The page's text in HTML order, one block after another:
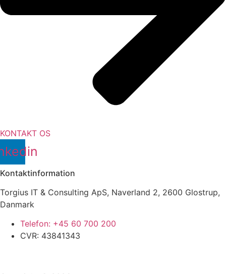
KONTAKT OS
Kontaktinformation
Torgius IT & Consulting ApS, Naverland 2, 2600 Glostrup,
Danmark
Telefon: +45 60 700 200
CVR: 43841343